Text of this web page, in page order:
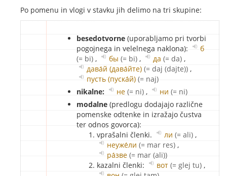
Po pomenu in vlogi v stavku jih delimo na tri skupine:
besedotvorne (uporabljamo pri tvorbi
pogojnega in velelnega naklona):
б
(= bi) , бы (= bi) , да (= da) ,
дава́й (дава́йте) (= daj (dajte)) ,
пусть (пуска́й) (= naj)
nikalne:
не (= ni) , ни (= ni)
modalne (predlogu dodajajo različne
pomenske odtenke in izražajo čustva
ter odnos govorca):
vprašalni členki.
ли (= ali) ,
неуже́ли (= mar res) ,
ра́зве (= mar (ali))
kazalni členki:
вот (= glej tu) ,